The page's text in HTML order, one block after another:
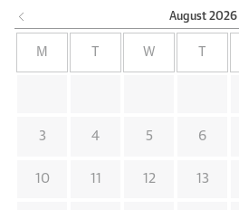
August 2026
M W
3 4 5 6
10 11 12 13